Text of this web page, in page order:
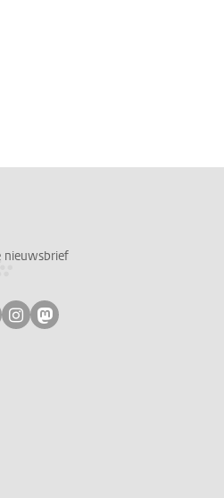
nieuwsbrief
facebook
op youtube
ons op linkedin
Volg ons op instagram
Volg ons op mastodon